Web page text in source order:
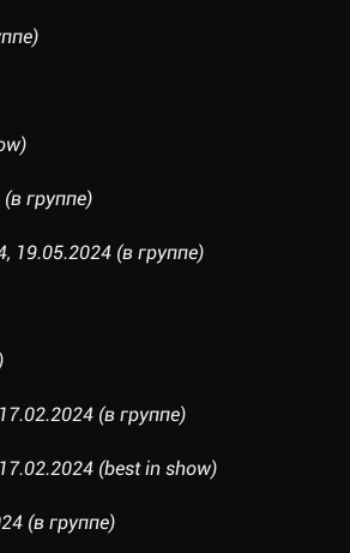
группе)
(в группе)
(в группе)
(best in show)
(в группе)